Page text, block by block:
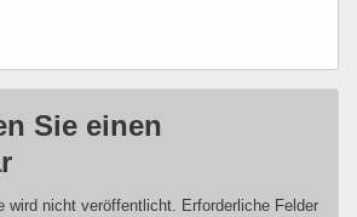
Sie einen
wird nicht veröffentlicht. Erforderliche Felder